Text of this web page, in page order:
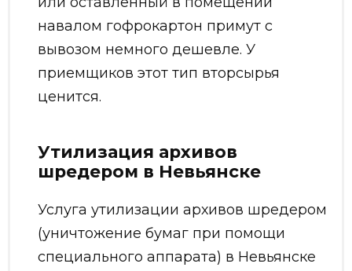
навалом гофрокартон примут с
вывозом немного дешевле. У
приемщиков этот тип вторсырья
ценится.
Утилизация архивов
шредером в Невьянске
Услуга утилизации архивов шредером
(уничтожение бумаг при помощи
специального аппарата) в Невьянске